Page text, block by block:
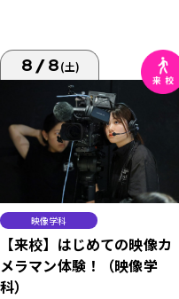
8/8(土)
映像学科
【来校】はじめての映像カ
メラマン体験！（映像学
科）